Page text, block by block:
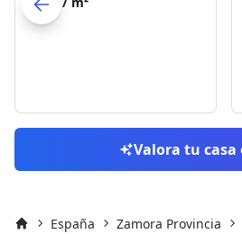
Valora tu
España Zamora Provincia